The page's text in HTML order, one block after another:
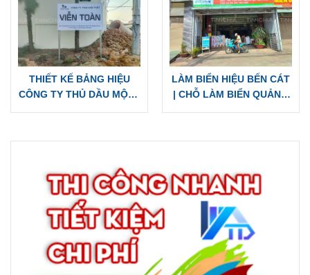
THIẾT KẾ BẢNG HIỆU
CÔNG TY THỦ DẦU MỘT |
LÀM BIỂN HIỆU BẾN CÁT
| CHỖ LÀM BIỂN QUẢNG